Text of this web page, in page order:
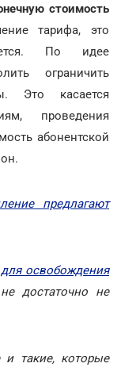
стоимость
тарифа, это
По идее
ограничить
Это касается
проведения
абонентской
предлагают
для освобождения
достаточно не
такие, которые